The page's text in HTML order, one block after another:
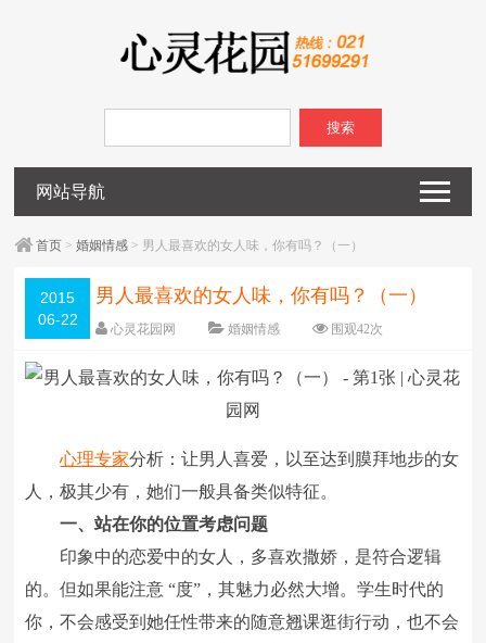
搜索
网站导航
首页 >婚姻情感 > 男人最喜欢的女人味，你有吗？（一）
2015
06-22
男人最喜欢的女人味，你有吗？（一）
心灵花园网 婚姻情感 围观42次
字体：大 中 小
心理专家分析：让男人喜爱，以至达到膜拜地步的女
人，极其少有，她们一般具备类似特征。
一、站在你的位置考虑问题
印象中的恋爱中的女人，多喜欢撒娇，是符合逻辑
的。但如果能注意 “度”，其魅力必然大增。学生时代的
你，不会感受到她任性带来的随意翘课逛街行动，也不会